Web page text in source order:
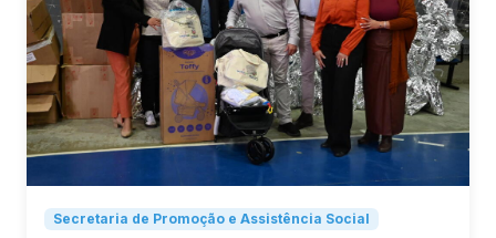
Secretaria de Promoção e Assistência Social